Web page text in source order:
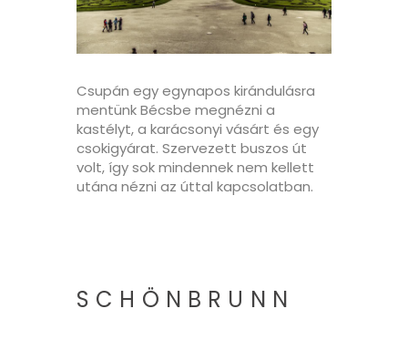
Csupán egy egynapos kirándulásra
mentünk Bécsbe megnézni a
kastélyt, a karácsonyi vásárt és egy
csokigyárat. Szervezett buszos út
volt, így sok mindennek nem kellett
utána nézni az úttal kapcsolatban.
SCHÖNBRUNN